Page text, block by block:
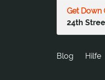
Get Down
24th
Blog Hilfe